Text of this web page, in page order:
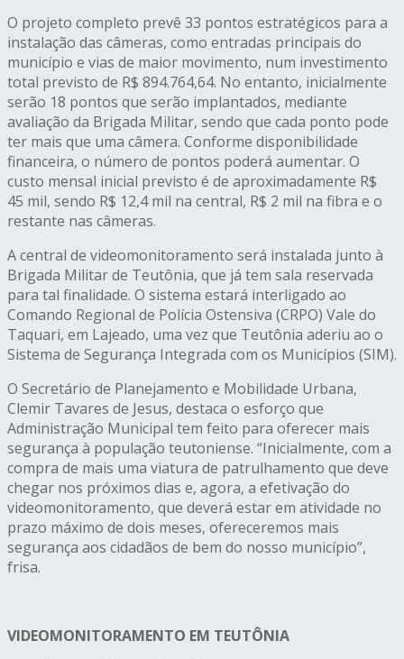
O projeto completo prevê 33 pontos estratégicos para a
instalação das câmeras, como entradas principais do
município e vias de maior movimento, num investimento
total previsto de R$ 894.764,64. No entanto, inicialmente
serão 18 pontos que serão implantados, mediante
avaliação da Brigada Militar, sendo que cada ponto pode
ter mais que uma câmera. Conforme disponibilidade
financeira, o número de pontos poderá aumentar. O
custo mensal inicial previsto é de aproximadamente R$
45 mil, sendo R$ 12,4 mil na central, R$ 2 mil na fibra e o
restante nas câmeras.
A central de videomonitoramento será instalada junto à
Brigada Militar de Teutônia, que já tem sala reservada
para tal finalidade. O sistema estará interligado ao
Comando Regional de Polícia Ostensiva (CRPO) Vale do
Taquari, em Lajeado, uma vez que Teutônia aderiu ao o
Sistema de Segurança Integrada com os Municípios (SIM).
O Secretário de Planejamento e Mobilidade Urbana,
Clemir Tavares de Jesus, destaca o esforço que
Administração Municipal tem feito para oferecer mais
segurança à população teutoniense. “Inicialmente, com a
compra de mais uma viatura de patrulhamento que deve
chegar nos próximos dias e, agora, a efetivação do
videomonitoramento, que deverá estar em atividade no
prazo máximo de dois meses, ofereceremos mais
segurança aos cidadãos de bem do nosso município”,
frisa.
VIDEOMONITORAMENTO EM TEUTÔNIA